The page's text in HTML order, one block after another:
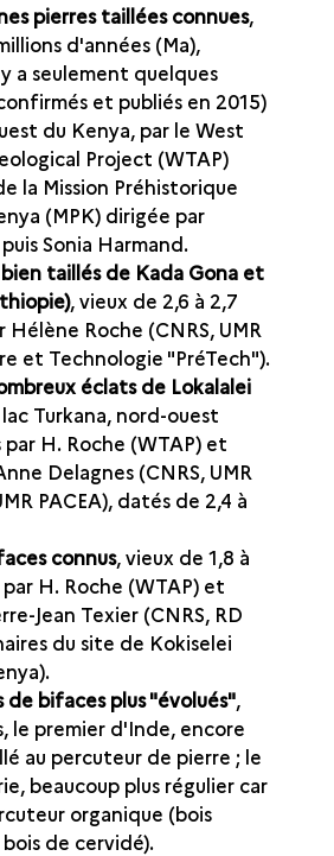
pierres taillées connues,
d'années (Ma),
a seulement quelques
et publiés en 2015)
du Kenya, par le West
Project (WTAP)
la Mission Préhistorique
(MPK) dirigée par
Sonia Harmand.
taillés de Kada Gona et
, vieux de 2,6 à 2,7
Hélène Roche (CNRS, UMR
et Technologie "PréTech").
éclats de Lokalalei
Turkana, nord-ouest
H. Roche (WTAP) et
Delagnes (CNRS, UMR
PACEA), datés de 2,4 à
connus, vieux de 1,8 à
H. Roche (WTAP) et
Jean Texier (CNRS, RD
du site de Kokiselei
de bifaces plus "évolués",
le premier d'Inde, encore
au percuteur de pierre ; le
beaucoup plus régulier car
organique (bois
de cervidé).